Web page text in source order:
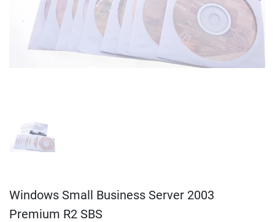
Windows Small Business Server 2003
Premium R2 SBS